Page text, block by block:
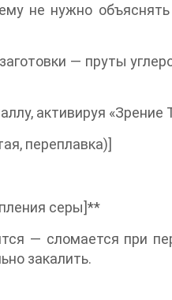
не нужно
— пруты
активируя «Зрение
переплавка)]
серы]**
— сломается при
закалить.